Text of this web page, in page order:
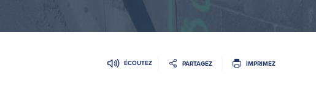
ÉCOUTEZ PARTAGEZ IMPRIMEZ